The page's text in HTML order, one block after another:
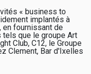
« business to
implantés à
en fournissant de
tels que le groupe Art
Club, C12, le Groupe
Clement, Bar d'Ixelles